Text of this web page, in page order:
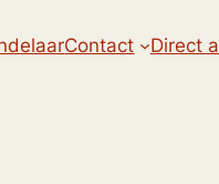
Contact Direct